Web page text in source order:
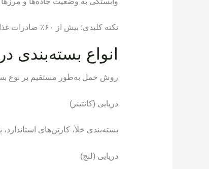
نکته کلیدی: بیش از ۶۰٪ صادرات غذایی ایران به عراق و افغانستان از طریق زمینی انجام می‌شود.
انواع بسته‌بندی
روش حمل به‌طور مستقیم بر نوع
دریایی (کانتینر)
بسته‌بندی خلأ، کارتن‌های
دریایی (لنج)